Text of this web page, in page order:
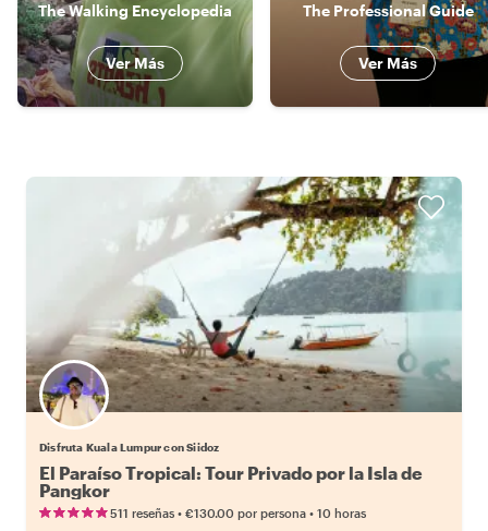
The Walking Encyclopedia
Ver Más
The Professional Guide
Ver Más
Disfruta Kuala Lumpur con Siidoz
El Paraíso Tropical: Tour Privado por la Isla de
Pangkor
511 reseñas • €130.00 por persona • 10 horas